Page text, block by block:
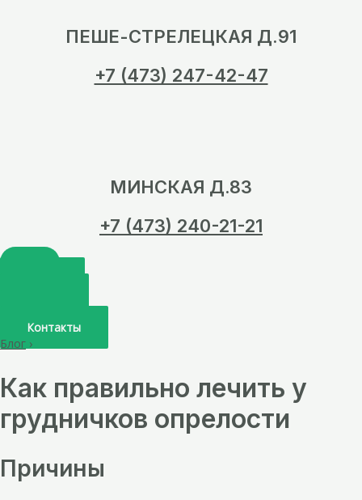
ПЕШЕ-СТРЕЛЕЦКАЯ Д.91
+7 (473) 247-42-47
МИНСКАЯ Д.83
+7 (473) 240-21-21
Контакты
Блог ›
Как правильно лечить у
грудничков опрелости
Причины